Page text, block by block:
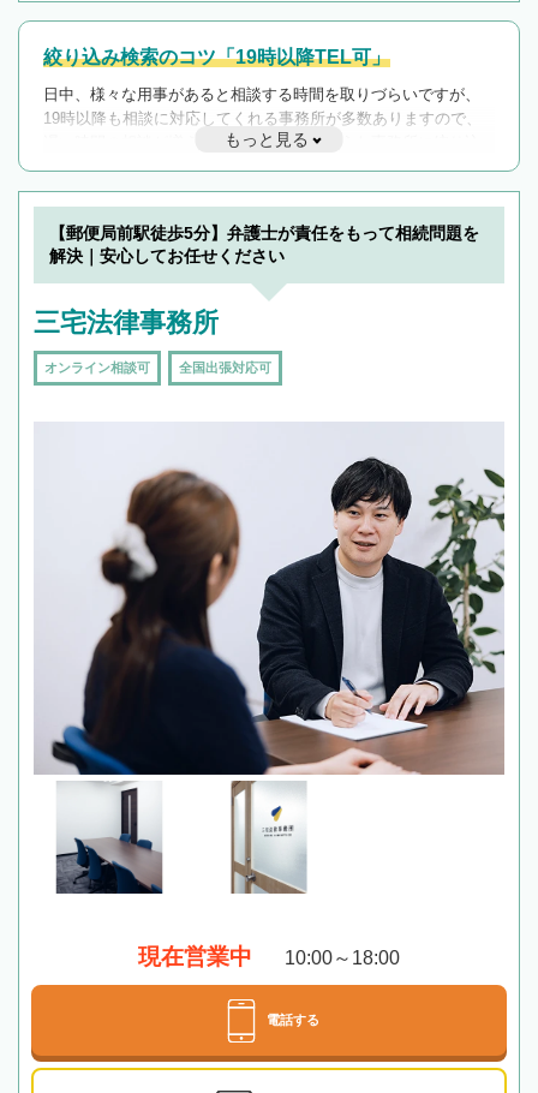
絞り込み検索のコツ「19時以降TEL可」
日中、様々な用事があると相談する時間を取りづらいですが、
19時以降も相談に対応してくれる事務所が多数ありますので、
遅い時間の相談が増えそうな場合はそのような事務所に絞り込
んで検索してみましょう。
19時以降TEL可の条件
を加えて再検索
もっと見る
【郵便局前駅徒歩5分】弁護士が責任をもって相続問題を
解決｜安心してお任せください
三宅法律事務所
オンライン相談可 全国出張対応可
現在営業中 10:00～18:00
電話する